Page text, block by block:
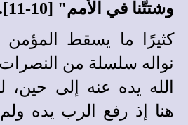
وشتتّنا في الأمم" [10-11].
كثيرًا ما يسقط المؤمن
نواله سلسلة من النصرات،
الله يده عنه إلى
هنا إذ رفع الرب يده